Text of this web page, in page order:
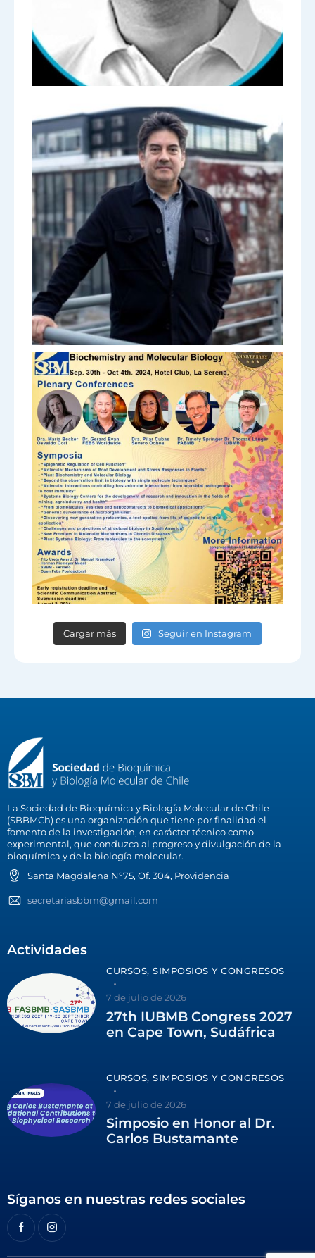
Cargar más Seguir en Instagram
La Sociedad de Bioquímica y Biología Molecular de Chile
(SBBMCh) es una organización que tiene por finalidad el
fomento de la investigación, en carácter técnico como
experimental, que conduzca al progreso y divulgación de la
bioquímica y de la biología molecular.
Santa Magdalena N°75, Of. 304, Providencia
secretariasbbm@gmail.com
Actividades
CURSOS, SIMPOSIOS Y CONGRESOS
7 de julio de 2026
27th IUBMB Congress 2027
en Cape Town, Sudáfrica
CURSOS, SIMPOSIOS Y CONGRESOS
7 de julio de 2026
Simposio en Honor al Dr.
Carlos Bustamante
Síganos en nuestras redes sociales